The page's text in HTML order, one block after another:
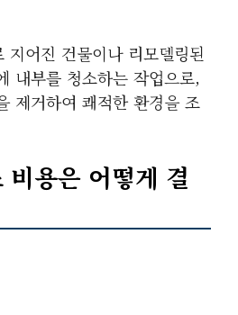
지어진 건물이나 리모델링된
내부를 청소하는 작업으로,
제거하여 쾌적한 환경을 조
용은 어떻게 결